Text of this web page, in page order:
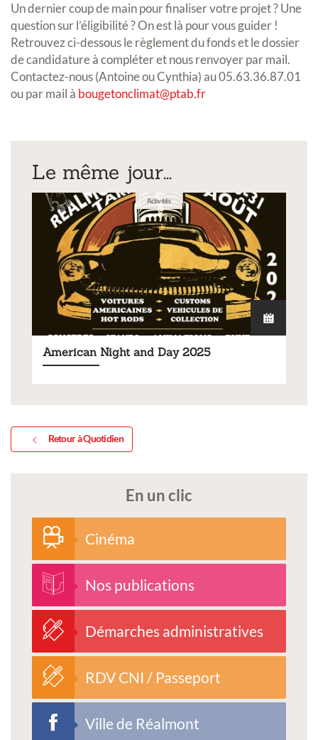
Un dernier coup de main pour finaliser votre projet ? Une
question sur l’éligibilité ? On est là pour vous guider !
Retrouvez ci-dessous le règlement du fonds et le dossier
de candidature à compléter et nous renvoyer par mail.
Contactez-nous (Antoine ou Cynthia) au 05.63.36.87.01
ou par mail à bougetonclimat@ptab.fr
Le même jour...
Activités
American Night and Day 2025
Retour à Quotidien
En un clic
Cinéma
Nos publications
Démarches administratives
RDV CNI / Passeport
Ville de Réalmont